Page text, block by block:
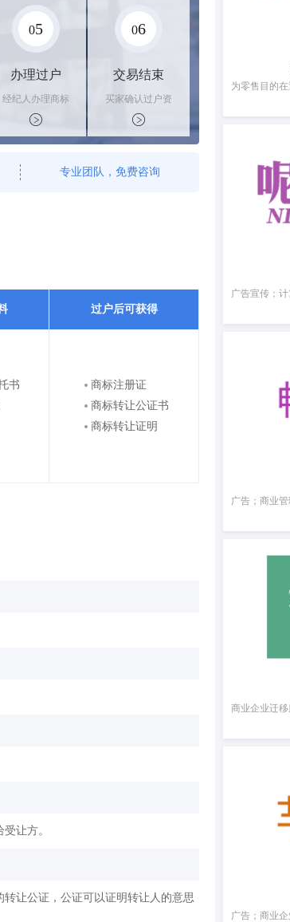
05
办理过户
经纪人办理商标
转让手续，交付
相关证书
06
交易结束
买家确认过户资
料后，平台解冻
资金支付卖家
专业团队，免费咨询
过户后可获得
书
商标注册证
商标转让公证书
商标转让证明
让方。
让公证，公证可以证明转让人的意思